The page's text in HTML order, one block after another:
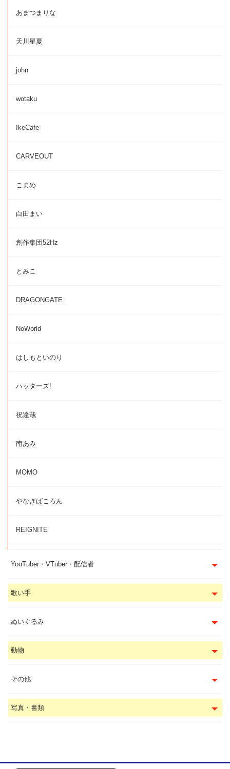
あまつまりな
天川星夏
john
wotaku
IkeCafe
CARVEOUT
こまめ
白田まい
創作集団52Hz
とみこ
DRAGONGATE
NoWorld
はしもといのり
ハッターズ!
祝達哉
南あみ
MOMO
やなぎばころん
REIGNITE
YouTuber・VTuber・配信者
歌い手
ぬいぐるみ
動物
その他
写真・書類